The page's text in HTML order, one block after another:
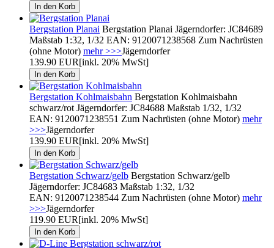
Bergstation Planai Bergstation Planai Jägerndorfer: JC84689
Maßstab 1:32, 1/32 EAN: 9120071238568 Zum Nachrüsten
(ohne Motor) mehr >>>Jägerndorfer
139.90 EUR[inkl. 20% MwSt]
Bergstation Kohlmaisbahn Bergstation Kohlmaisbahn
schwarz/rot Jägerndorfer: JC84688 Maßstab 1/32, 1/32
EAN: 9120071238551 Zum Nachrüsten (ohne Motor) mehr
>>>Jägerndorfer
139.90 EUR[inkl. 20% MwSt]
Bergstation Schwarz/gelb Bergstation Schwarz/gelb
Jägerndorfer: JC84683 Maßstab 1:32, 1/32
EAN: 9120071238544 Zum Nachrüsten (ohne Motor) mehr
>>>Jägerndorfer
119.90 EUR[inkl. 20% MwSt]